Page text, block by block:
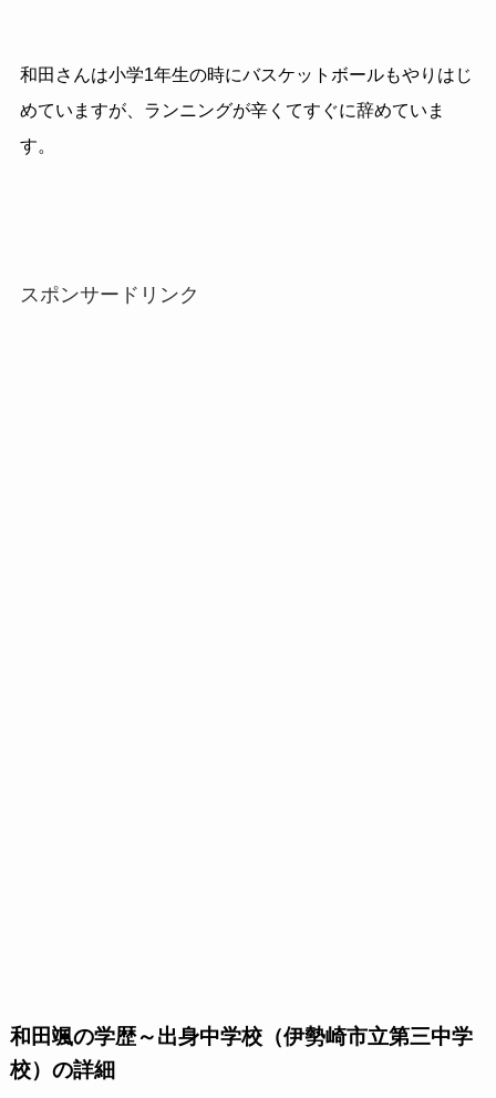
和田さんは小学1年生の時にバスケットボールもやりはじ
めていますが、ランニングが辛くてすぐに辞めていま
す。
スポンサードリンク
和田颯の学歴～出身中学校（伊勢崎市立第三中学
校）の詳細